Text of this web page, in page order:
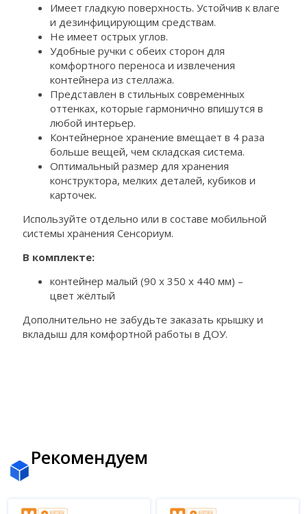
Имеет гладкую поверхность. Устойчив к влаге
и дезинфицирующим средствам.
Не имеет острых углов.
Удобные ручки с обеих сторон для
комфортного переноса и извлечения
контейнера из стеллажа.
Представлен в стильных современных
оттенках, которые гармонично впишутся в
любой интерьер.
Контейнерное хранение вмещает в 4 раза
больше вещей, чем складская система.
Оптимальный размер для хранения
конструктора, мелких деталей, кубиков и
карточек.
Используйте отдельно или в составе мобильной
системы хранения Сенсориум.
В комплекте:
контейнер малый (90 х 350 х 440 мм) –
цвет жёлтый
Дополнительно не забудьте заказать крышку и
вкладыш для комфортной работы в ДОУ.
Рекомендуем